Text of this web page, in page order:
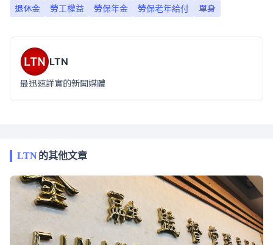
退休金 勞工權益 勞保年金 勞保老年給付 單身
LTN
最迅速詳實的新聞媒體
LTN的其他文章